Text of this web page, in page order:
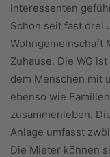
Interessenten
Schon seit fast drei
Wohngemeinschaft
Zuhause. Die WG
dem Menschen mit
ebenso wie
zusammenleben.
Anlage umfasst
Die Mieter können